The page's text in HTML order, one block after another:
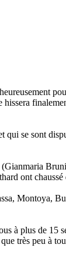
se sont
ont chaussé
Montoya,
à plus de 15
très peu à